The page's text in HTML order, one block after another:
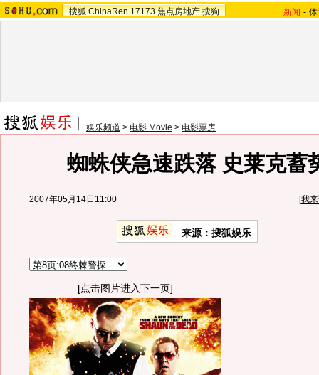
搜狐 ChinaRen 17173 焦点房地产 搜狗 新闻 -
娱乐频道 > 电影 Movie > 电影票房
蜘蛛侠急速跌落 史莱克蓄
2007年05月14日11:00 [我
来源：搜狐娱乐
[点击图片进入下一页]